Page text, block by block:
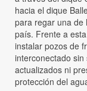
hacia el dique
para regar una de
país. Frente a
instalar pozos de
interconectado
actualizados ni
protección del